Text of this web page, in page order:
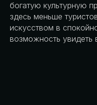
богатую культурную
здесь меньше
искусством в
возможность увидеть